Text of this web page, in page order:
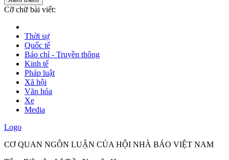
Cỡ chữ bài viết:
Thời sự
Quốc tế
Báo chí - Truyền thông
Kinh tế
Pháp luật
Xã hội
Văn hóa
Xe
Media
Logo
CƠ QUAN NGÔN LUẬN CỦA HỘI NHÀ BÁO VIỆT NAM